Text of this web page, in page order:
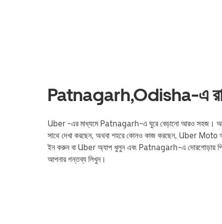
Patnagarh,Odisha-এ
Uber -এর মাধ্যমে Patnagarh-এ ঘুরে বেড়ানো আরও সহজ। আপনি
সাথে দেখা করছেন, অথবা শহরে কোনও কাজ করছেন, Uber Moto
ইন করুন বা Uber অ্যাপ খুলুন এবং Patnagarh-এ দোরগোড়ায়
আপনার গন্তব্য লিখুন।